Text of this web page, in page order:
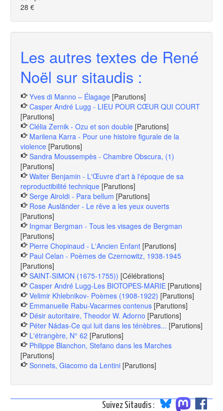
28 €
Les autres textes de René
Noël sur sitaudis :
Yves di Manno – Élagage [Parutions]
Casper André Lugg - LIEU POUR CŒUR QUI COURT
[Parutions]
Clélia Zernik - Ozu et son double [Parutions]
Marilena Karra - Pour une histoire figurale de la
violence [Parutions]
Sandra Moussempès - Chambre Obscura, (1)
[Parutions]
Walter Benjamin - L'Œuvre d'art à l'époque de sa
reproductibilité technique [Parutions]
Serge Airoldi - Para bellum [Parutions]
Rose Ausländer - Le rêve a les yeux ouverts
[Parutions]
Ingmar Bergman - Tous les visages de Bergman
[Parutions]
Pierre Chopinaud - L'Ancien Enfant [Parutions]
Paul Celan - Poèmes de Czernowitz, 1938-1945
[Parutions]
SAINT-SIMON (1675-1755)) [Célébrations]
Casper André Lugg-Les BIOTOPES-MARIE [Parutions]
Velimir Khlebnikov- Poèmes (1908-1922) [Parutions]
Emmanuelle Rabu-Vacarmes contenus [Parutions]
Désir autoritaire, Theodor W. Adorno [Parutions]
Péter Nádas-Ce qui luit dans les ténèbres... [Parutions]
L'étrangère, N° 62 [Parutions]
Philippe Blanchon, Stefano dans les Marches
[Parutions]
Sonnets, Giacomo da Lentini [Parutions]
Suivez Sitaudis :